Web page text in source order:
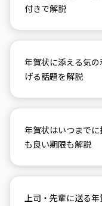
付きで解説
年賀状に添える気
げる話題を解説
年賀状はいつまで
も良い期限も解説
上司・先輩に送る